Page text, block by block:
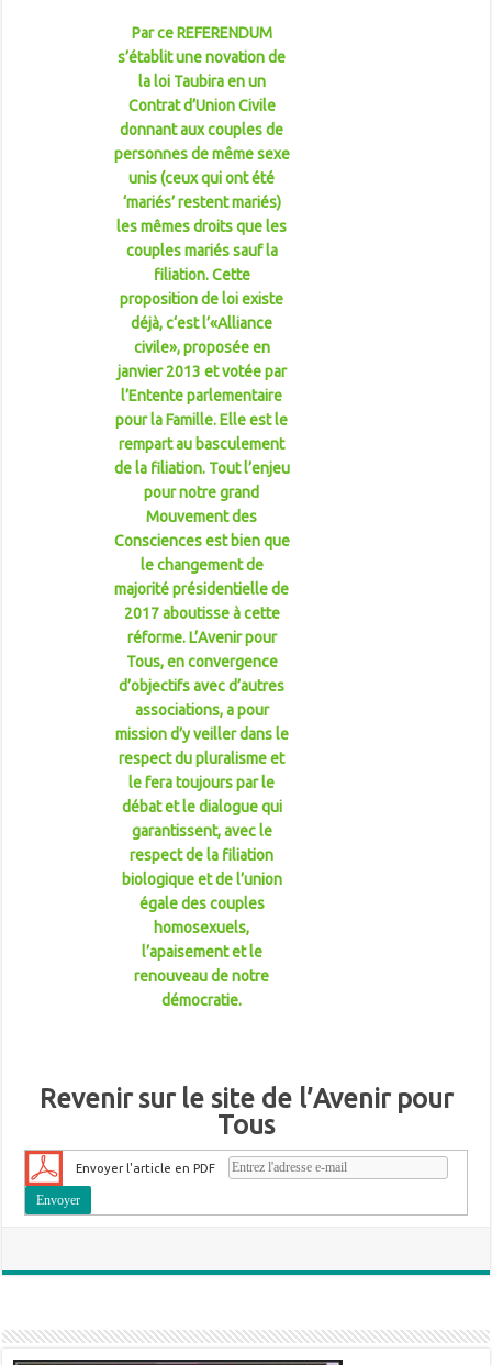
Par ce REFERENDUM
s’établit une novation de
la loi Taubira en un
Contrat d’Union Civile
donnant aux couples de
personnes de même sexe
unis (ceux qui ont été
‘mariés’ restent mariés)
les mêmes droits que les
couples mariés sauf la
filiation. Cette
proposition de loi existe
déjà, c‘est l’«Alliance
civile», proposée en
janvier 2013 et votée par
l’Entente parlementaire
pour la Famille. Elle est le
rempart au basculement
de la filiation. Tout l’enjeu
pour notre grand
Mouvement des
Consciences est bien que
le changement de
majorité présidentielle de
2017 aboutisse à cette
réforme. L’Avenir pour
Tous, en convergence
d’objectifs avec d’autres
associations, a pour
mission d’y veiller dans le
respect du pluralisme et
le fera toujours par le
débat et le dialogue qui
garantissent, avec le
respect de la filiation
biologique et de l’union
égale des couples
homosexuels,
l’apaisement et le
renouveau de notre
démocratie.
Revenir sur le site de l’Avenir pour
Tous
Envoyer l'article en PDF